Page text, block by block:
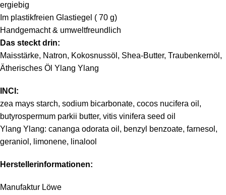
ergiebig
Im plastikfreien Glastiegel ( 70 g)
Handgemacht & umweltfreundlich
Das steckt drin:
Maisstärke, Natron, Kokosnussöl, Shea-Butter, Traubenkernöl,
Ätherisches Öl Ylang Ylang
INCI:
zea mays starch, sodium bicarbonate, cocos nucifera oil,
butyrospermum parkii butter, vitis vinifera seed oil
Ylang Ylang: cananga odorata oil, benzyl benzoate, farnesol,
geraniol, limonene, linalool
Herstellerinformationen:
Manufaktur Löwe